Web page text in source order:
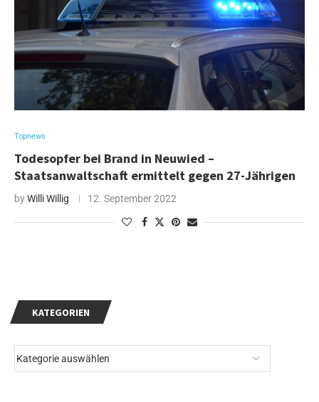
Topnews
Todesopfer bei Brand in Neuwied –
Staatsanwaltschaft ermittelt gegen 27-Jährigen
byWilli Willig 12. September 2022
KATEGORIEN